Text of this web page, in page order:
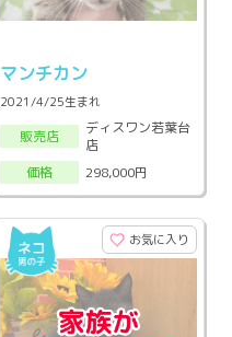
マンチカン
2021/4/25生まれ
販売店
ディスワン若葉台
店
価格
298,000円
お気に入り